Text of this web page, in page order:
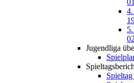
Jugendliga